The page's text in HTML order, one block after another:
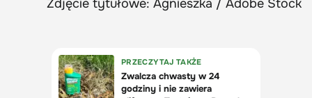
Zdjęcie tytułowe: Agnieszka / Adobe Stock